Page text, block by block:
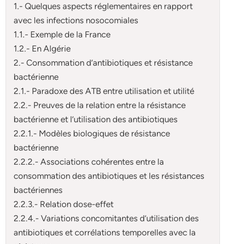
1.- Quelques aspects réglementaires en rapport
avec les infections nosocomiales
1.1.- Exemple de la France
1.2.- En Algérie
2.- Consommation d’antibiotiques et résistance
bactérienne
2.1.- Paradoxe des ATB entre utilisation et utilité
2.2.- Preuves de la relation entre la résistance
bactérienne et l’utilisation des antibiotiques
2.2.1.- Modèles biologiques de résistance
bactérienne
2.2.2.- Associations cohérentes entre la
consommation des antibiotiques et les résistances
bactériennes
2.2.3.- Relation dose-effet
2.2.4.- Variations concomitantes d’utilisation des
antibiotiques et corrélations temporelles avec la